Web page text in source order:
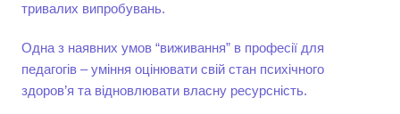
тривалих випробувань.
Одна з наявних умов “виживання” в професії для
педагогів – уміння оцінювати свій стан психічного
здоров’я та відновлювати власну ресурсність.